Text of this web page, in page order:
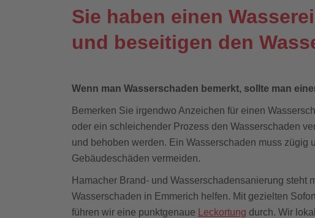
Sie haben einen
und beseitigen den
Wenn man Wasserschaden bemerkt, sollte man
Bemerken Sie irgendwo Anzeichen für einen
oder ein schleichender Prozess den Wasserschaden
und behoben werden. Ein Wasserschaden muss
Gebäudeschäden vermeiden.
Hamacher Brand- und Wasserschadensanierung
Wasserschaden in Emmerich helfen. Mit gezielten
führen wir eine punktgenaue
Leckortung durch. Wir